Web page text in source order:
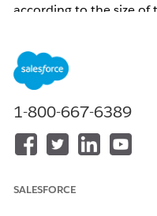
according to the size of
Oplossing
Zoom out or resize the
Knowledge-artikelnummer
1-800-667-6389
SALESFORCE